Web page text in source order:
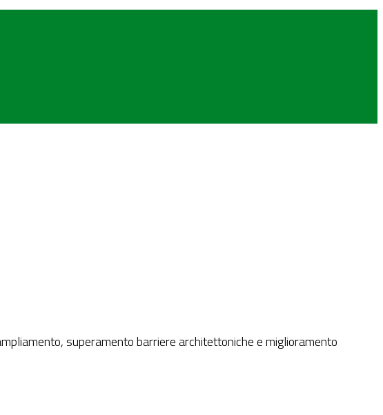
superamento barriere architettoniche e miglioramento